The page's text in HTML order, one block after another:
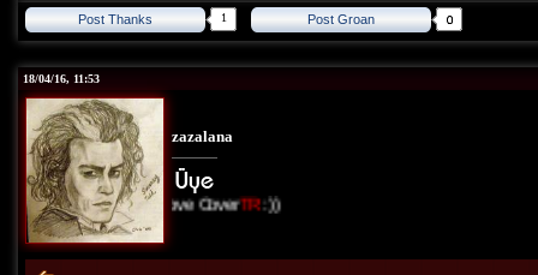
Post Thanks 1 Post Groan
18/04/16, 11:53
zazalana
I Love CoverTR:))